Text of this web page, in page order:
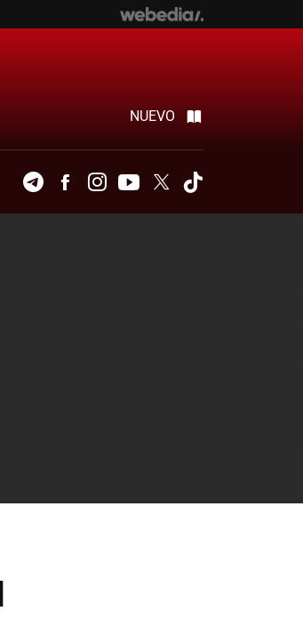
NUEVO
TelegramFacebookInstagramYoutubeTwitter